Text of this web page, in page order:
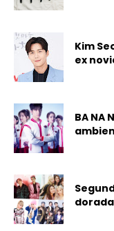
Kim
ex
BA NA
dorada